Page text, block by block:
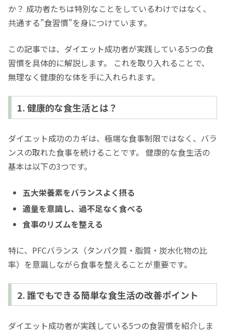
か？ 成功者たちは特別なことをしているわけではなく、
共通する”食習慣”を身につけています。
この記事では、ダイエット成功者が実践している5つの食
習慣を具体的に解説します。 これを取り入れることで、
無理なく健康的な体を手に入れられます。
1. 健康的な食生活とは？
ダイエット成功のカギは、極端な食事制限ではなく、バラ
ンスの取れた食事を続けることです。 健康的な食生活の
基本は以下の3つです。
五大栄養素をバランスよく摂る
適量を意識し、過不足なく食べる
食事のリズムを整える
特に、PFCバランス（タンパク質・脂質・炭水化物の比
率）を意識しながら食事を整えることが重要です。
2. 誰でもできる簡単な食生活の改善ポイント
ダイエット成功者が実践している5つの食習慣を紹介しま